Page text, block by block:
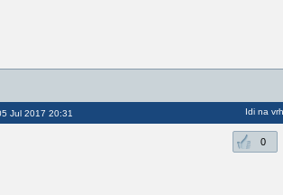
Jul 2017 20:31 Idi na vrh
0